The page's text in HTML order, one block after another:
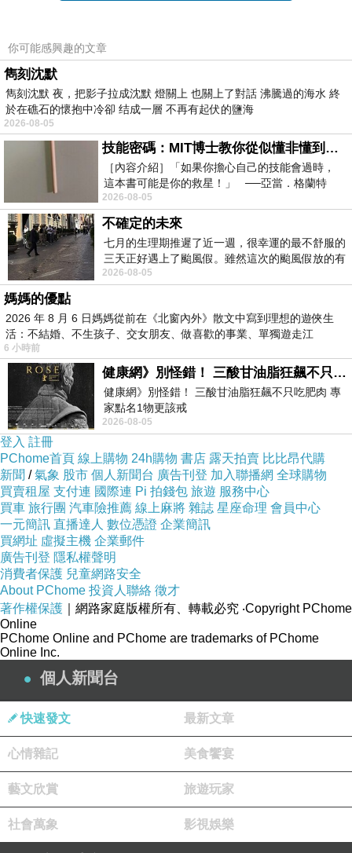
露白葭蒼律管移，年年歲暮共敲推。時開雅會傳
薪旺，地傍名山仰佛慈。生活留心俱美學，性靈
言志即真詩。我來每感文風盛，不負先賢苦奠
基。
彰化開化寺巡禮彰化縣詩學研究協會課題。一月十六日
娑婆佛土闢叢林，震劫兵災幾度侵。斯世縱無僧
錫杖，黔黎依舊誦觀音。
開彰首寺祀觀音，歷劫重修復到今。香火恆燃新
廟貌，依然不改是慈心。
觀音羅漢渡紅塵，祝痘註生俱可親。前後佛神香
火盛，各因所禱佑烝民。
謁鳳山開漳聖王廟
閭里彫甍奉聖王，將侯昭烈德開漳。菰蒲人物歸
炎漢，河洛衣冠盡盛唐。天外胼胝艱創業，海隅
子弟遠分香。麾前六輔俱英武，庥蔭生民享祀
長。
注：鳳山開漳聖王廟，位於高雄市鳳山區中山西路。開漳聖王陳元光，
麾下有「六輔將軍」（亦有「五輔將軍」或「四輔將軍」之說），據傳
臺灣之開漳聖王廟，多配祀六輔將軍中馬仁、李伯瑤二位將軍。完全供
奉六位者，為鳳山開漳聖王廟。
過彰邑威惠宮開漳聖王廟 金安出版社徵詩。一月二十日
王駕出巡四海間，當年設郡化閩蠻。陳林子弟半
天下，飲水思源瞻聖顏。
鶯梭 古典詩刊課題。二月五日
大好春光放眼明，楊波柳浪伴簧苼。飛飛出谷搖
機杼，錦繡河山巧織成。
四知中華民國傳統詩學會課題。二月十日
洞察，如何真話禁人言？
員林櫻花戀 彰化縣國學會擊缽擬作。二月廿五日
爛漫山櫻映面紅，員林秀景播香風。卿卿我我同
遊賞，解識心犀一點通。
朱啟南 瀛社擊缽（主題：題詠臺灣詩人）。二月廿五日
易代無心步玉階，才華六絕託生涯。文章恥學攀
你可能感興趣的文章
雋刻沈默
雋刻沈默 夜，把影子拉成沈默 燈關上 也關上了對話 沸騰過的海水 終
於在礁石的懷抱中冷卻 结成一層 不再有起伏的鹽海
2026-08-05
技能密碼：MIT博士教你從似懂非懂到穩定輸出，把專業變事業的職能升級攻略 /麥特．比恩(容錯)
［內容介紹］「如果你擔心自己的技能會過時，
這本書可能是你的救星！」 ──亞當．格蘭特
（Adam Grant），《
2026-08-05
不確定的未來
七月的生理期推遲了近一週，很幸運的最不舒服的
三天正好遇上了颱風假。雖然這次的颱風假放的有
點虛，因為風雨不大，但這也是最想要的
2026-08-05
媽媽的優點
2026 年 8 月 6 日媽媽從前在《北窗內外》散文中寫到理想的遊俠生
活：不結婚、不生孩子、交女朋友、做喜歡的事業、單獨遊走江
湖⋯⋯，
6 小時前
健康網》別怪錯！ 三酸甘油脂狂飆不只吃肥肉 專家點名1物更該戒
健康網》別怪錯！ 三酸甘油脂狂飆不只吃肥肉 專
家點名1物更該戒
https://health.ltn.com.tw/article/breakingnews/
2026-08-05
登入 註冊
PChome首頁 線上購物 24h購物 書店 露天拍賣 比比昂代購
新聞 /氣象 股市 個人新聞台 廣告刊登 加入聯播網 全球購物
買賣租屋 支付連 國際連 Pi 拍錢包 旅遊 服務中心
買車 旅行團 汽車險推薦 線上麻將 雜誌 星座命理 會員中心
一元簡訊 直播達人 數位憑證 企業簡訊
買網址 虛擬主機 企業郵件
廣告刊登 隱私權聲明
消費者保護 兒童網路安全
About PChome 投資人聯絡 徵才
著作權保護 ｜網路家庭版權所有、轉載必究 ‧Copyright PChome
Online
PChome Online and PChome are trademarks of PChome
Online Inc.
個人新聞台
快速發文 最新文章
心情雜記 美食饗宴
藝文欣賞 旅遊玩家
社會萬象 影視娛樂